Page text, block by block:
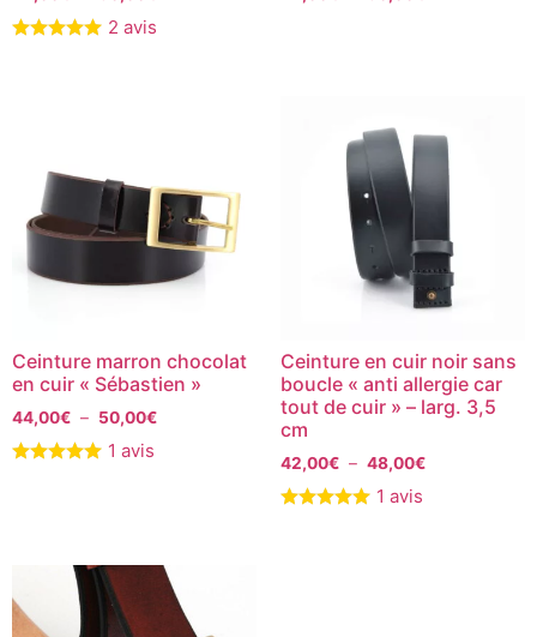
2 avis
Ceinture marron chocolat
en cuir « Sébastien »
44,00€ – 50,00€
1 avis
Ceinture en cuir noir sans
boucle « anti allergie car
tout de cuir » – larg. 3,5
cm
42,00€ – 48,00€
1 avis